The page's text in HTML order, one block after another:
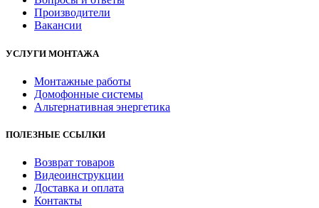
Производители
Вакансии
УСЛУГИ МОНТАЖА
Монтажные работы
Домофонные системы
Альтернативная энергетика
ПОЛЕЗНЫЕ ССЫЛКИ
Возврат товаров
Видеоинструкции
Доставка и оплата
Контакты